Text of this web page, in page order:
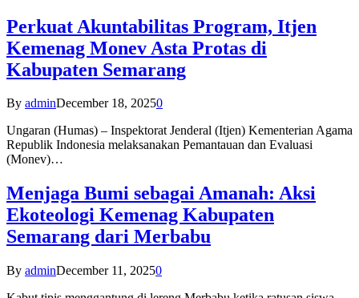
Perkuat Akuntabilitas Program, Itjen
Kemenag Monev Asta Protas di
Kabupaten Semarang
By adminDecember 18, 20250
Ungaran (Humas) – Inspektorat Jenderal (Itjen) Kementerian Agama
Republik Indonesia melaksanakan Pemantauan dan Evaluasi
(Monev)…
Menjaga Bumi sebagai Amanah: Aksi
Ekoteologi Kemenag Kabupaten
Semarang dari Merbabu
By adminDecember 11, 20250